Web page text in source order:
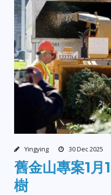
Yingying 30 Dec 2025
舊金山專案1月
樹